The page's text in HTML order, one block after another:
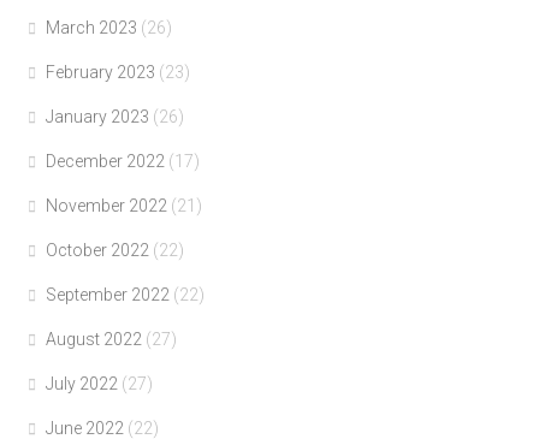
March 2023 (26)
February 2023 (23)
January 2023 (26)
December 2022 (17)
November 2022 (21)
October 2022 (22)
September 2022 (22)
August 2022 (27)
July 2022 (27)
June 2022 (22)